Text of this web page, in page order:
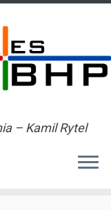
– Kamil Rytel